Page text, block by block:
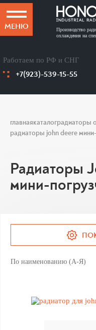
МЕНЮ
Производство
охлаждения на
Работаем по РФ и СНГ
+7(923)-539-15-55
главнаякаталоградиаторы
радиаторы john deere
Радиаторы
мини-
По наименованию (А-Я)